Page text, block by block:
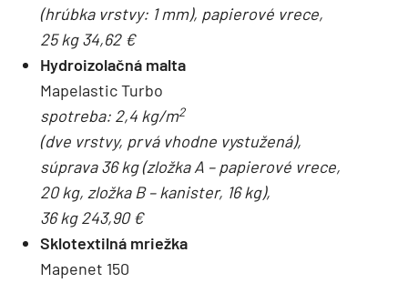
(hrúbka vrstvy: 1 mm), papierové vrece,
25 kg 34,62 €
Hydroizolačná malta
Mapelastic Turbo
spotreba: 2,4 kg/m2
(dve vrstvy, prvá vhodne vystužená),
súprava 36 kg (zložka A – papierové vrece,
20 kg, zložka B – kanister, 16 kg),
36 kg 243,90 €
Sklotextilná mriežka
Mapenet 150